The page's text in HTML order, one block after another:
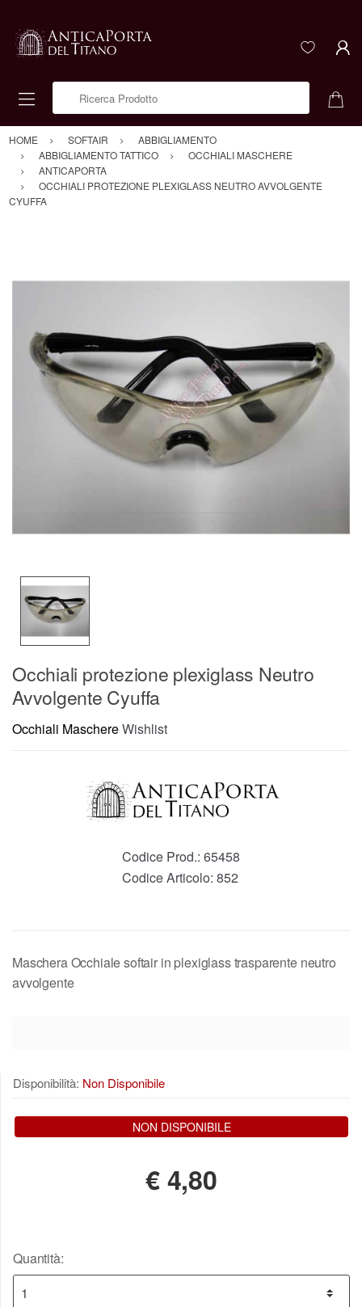
HOME SOFTAIR
ABBIGLIAMENTO
ABBIGLIAMENTO TATTICO
OCCHIALI MASCHERE
ANTICAPORTA
OCCHIALI PROTEZIONE PLEXIGLASS NEUTRO AVVOLGENTE
CYUFFA
Occhiali protezione plexiglass Neutro
Avvolgente Cyuffa
Occhiali MaschereWishlist
Codice Prod.: 65458
Codice Articolo: 852
Maschera Occhiale softair in plexiglass trasparente neutro
avvolgente
Disponibilità: Non Disponibile
NON DISPONIBILE
€4,80
Quantità: